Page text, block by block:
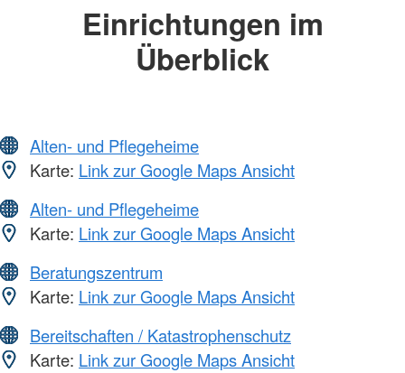
Einrichtungen im
Überblick
Alten- und Pflegeheime
Karte: Link zur Google Maps Ansicht
Alten- und Pflegeheime
Karte: Link zur Google Maps Ansicht
Beratungszentrum
Karte: Link zur Google Maps Ansicht
Bereitschaften / Katastrophenschutz
Karte: Link zur Google Maps Ansicht